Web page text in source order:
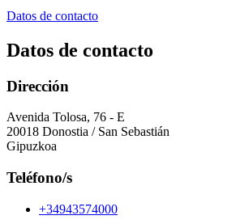
Datos de contacto
Datos de contacto
Dirección
Avenida Tolosa, 76 - E
20018 Donostia / San Sebastián
Gipuzkoa
Teléfono/s
+34943574000